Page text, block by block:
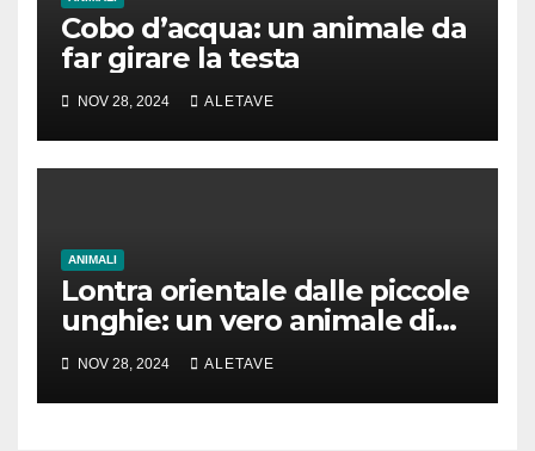
Cobo d’acqua: un animale da
far girare la testa
NOV 28, 2024 ALETAVE
ANIMALI
Lontra orientale dalle piccole
unghie: un vero animale di
cui parlare
NOV 28, 2024 ALETAVE